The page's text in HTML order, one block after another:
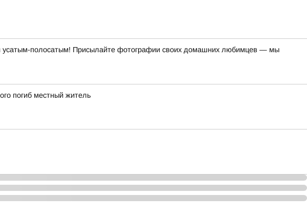
полосатым! Присылайте фотографии своих домашних любимцев — мы
погиб местный житель